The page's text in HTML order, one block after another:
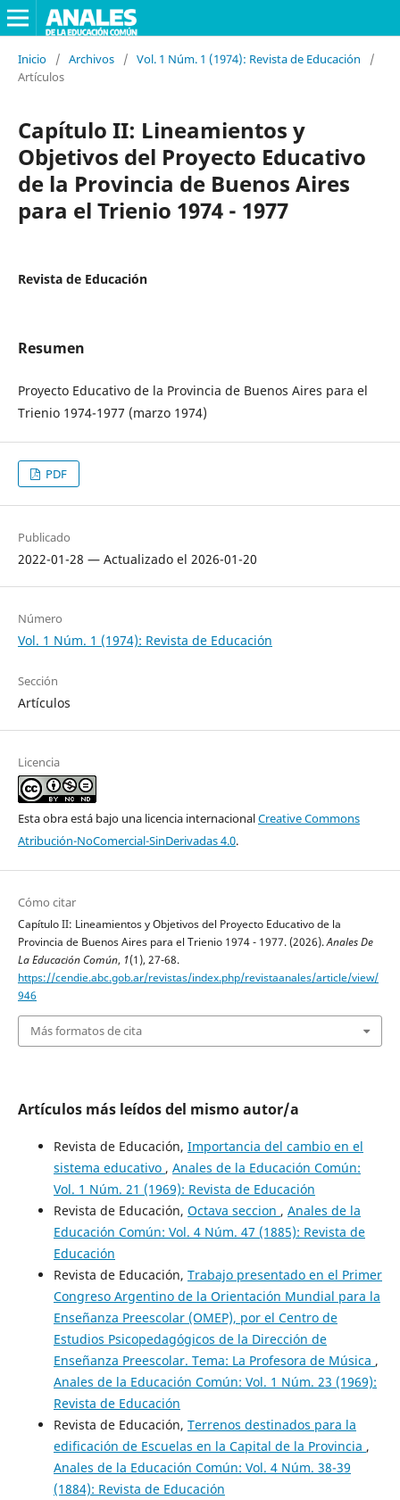
Inicio / Archivos / Vol. 1 Núm. 1 (1974): Revista de Educación
/
Artículos
Capítulo II: Lineamientos y
Objetivos del Proyecto Educativo
de la Provincia de Buenos Aires
para el Trienio 1974 - 1977
Revista de Educación
Resumen
Proyecto Educativo de la Provincia de Buenos Aires para el
Trienio 1974-1977 (marzo 1974)
PDF
Publicado
2022-01-28 — Actualizado el 2026-01-20
Número
Vol. 1 Núm. 1 (1974): Revista de Educación
Sección
Artículos
Licencia
Esta obra está bajo una licencia internacionalCreative Commons
Atribución-NoComercial-SinDerivadas 4.0.
Cómo citar
Capítulo II: Lineamientos y Objetivos del Proyecto Educativo de la
Provincia de Buenos Aires para el Trienio 1974 - 1977. (2026).Anales De
La Educación Común, 1(1), 27-68.
https://cendie.abc.gob.ar/revistas/index.php/revistaanales/article/view/
946
Más formatos de cita
Artículos más leídos del mismo autor/a
Revista de Educación, Importancia del cambio en el
sistema educativo , Anales de la Educación Común:
Vol. 1 Núm. 21 (1969): Revista de Educación
Revista de Educación, Octava seccion , Anales de la
Educación Común: Vol. 4 Núm. 47 (1885): Revista de
Educación
Revista de Educación, Trabajo presentado en el Primer
Congreso Argentino de la Orientación Mundial para la
Enseñanza Preescolar (OMEP), por el Centro de
Estudios Psicopedagógicos de la Dirección de
Enseñanza Preescolar. Tema: La Profesora de Música ,
Anales de la Educación Común: Vol. 1 Núm. 23 (1969):
Revista de Educación
Revista de Educación, Terrenos destinados para la
edificación de Escuelas en la Capital de la Provincia ,
Anales de la Educación Común: Vol. 4 Núm. 38-39
(1884): Revista de Educación